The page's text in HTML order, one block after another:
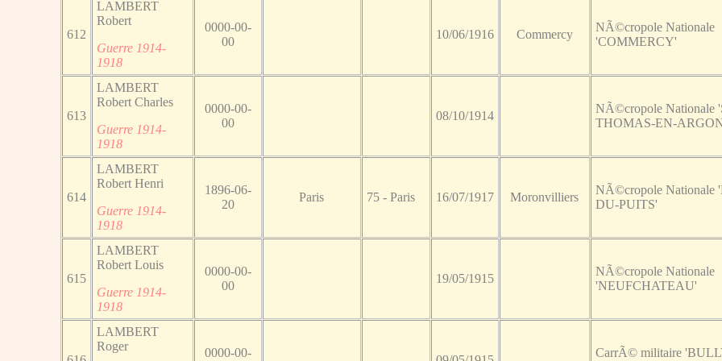
612
LAMBERT
Robert
Guerre 1914-
1918
0000-00-
00
10/06/1916 Commercy
NÃ©cropole Nationale
'COMMERCY'
613
LAMBERT
Robert Charles
Guerre 1914-
1918
0000-00-
00
08/10/1914
NÃ©cropole Nationale
THOMAS-EN-
614
LAMBERT
Robert Henri
Guerre 1914-
1918
1896-06-
20
Paris 75 - Paris 16/07/1917 Moronvilliers
NÃ©cropole Nationale
DU-PUITS'
615
LAMBERT
Robert Louis
Guerre 1914-
1918
0000-00-
00
19/05/1915
NÃ©cropole Nationale
'NEUFCHATEAU'
LAMBERT
Roger
0000-00-
CarrÃ© militaire